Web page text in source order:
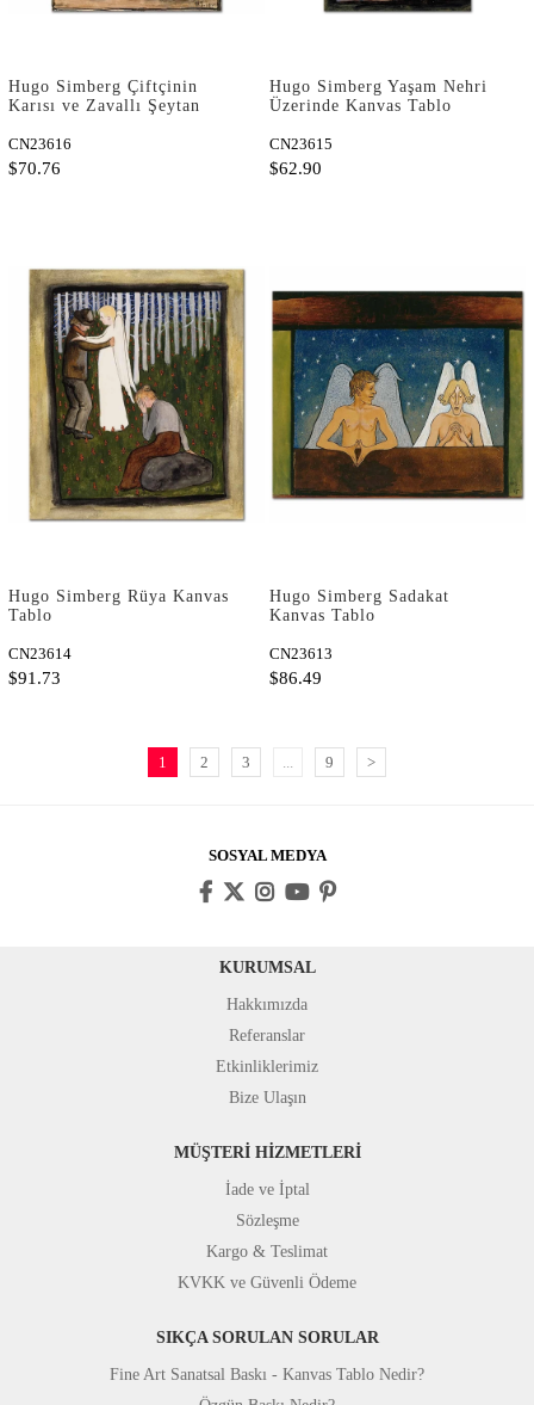
Hugo Simberg Çiftçinin
Karısı ve Zavallı Şeytan
CN23616
$70.76
Hugo Simberg Yaşam Nehri
Üzerinde Kanvas Tablo
CN23615
$62.90
Hugo Simberg Rüya Kanvas
Tablo
CN23614
$91.73
Hugo Simberg Sadakat
Kanvas Tablo
CN23613
$86.49
1 2 3 9 >
SOSYAL MEDYA
KURUMSAL
Hakkımızda
Referanslar
Etkinliklerimiz
Bize Ulaşın
MÜŞTERİ HİZMETLERİ
İade ve İptal
Sözleşme
Kargo & Teslimat
KVKK ve Güvenli Ödeme
SIKÇA SORULAN SORULAR
Fine Art Sanatsal Baskı - Kanvas Tablo Nedir?